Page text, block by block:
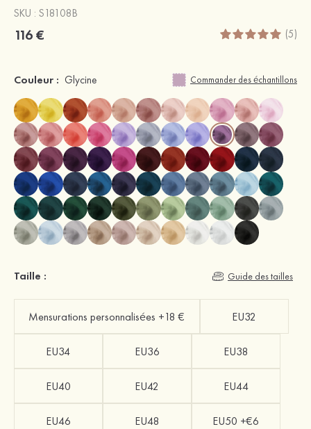
SKU : S18108B
116 € (5)
Couleur : Glycine Commander des échantillons
Taille : Guide des tailles
Mensurations personnalisées +18 € EU32
EU34 EU36 EU38
EU40 EU42 EU44
EU46 EU48 EU50 +€6